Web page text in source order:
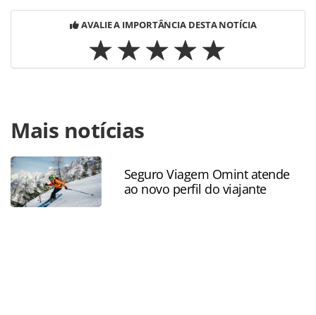
AVALIE A IMPORTÂNCIA DESTA NOTÍCIA
https://www.panrotas.com.br/nordeste/eventos/2021/09/
recebe-roadshow-promovido-pela-pcr_184182.html ou as
ferramentas oferecidas na página. Todo o conteúdo
produzido pela PANROTAS Editora é protegido pela
legislação brasileira sobre direito autoral. Não reproduza o
conteúdo sem autorização da PANROTAS Editora
Mais notícias
Seguro Viagem Omint atende
ao novo perfil do viajante